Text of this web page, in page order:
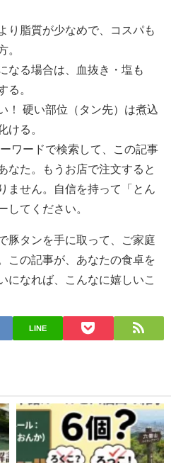
り脂質が少なめで、コスパも
。
なる場合は、血抜き・塩も
る。
！ 硬い部位（タン先）は煮込
ける。
ワードで検索して、この記事
なた。もうお店で注文すると
ません。自信を持って「とん
してください。
豚タンを手に取って、ご家庭
この記事が、あなたの食卓を
になれば、こんなに嬉しいこ
LINE